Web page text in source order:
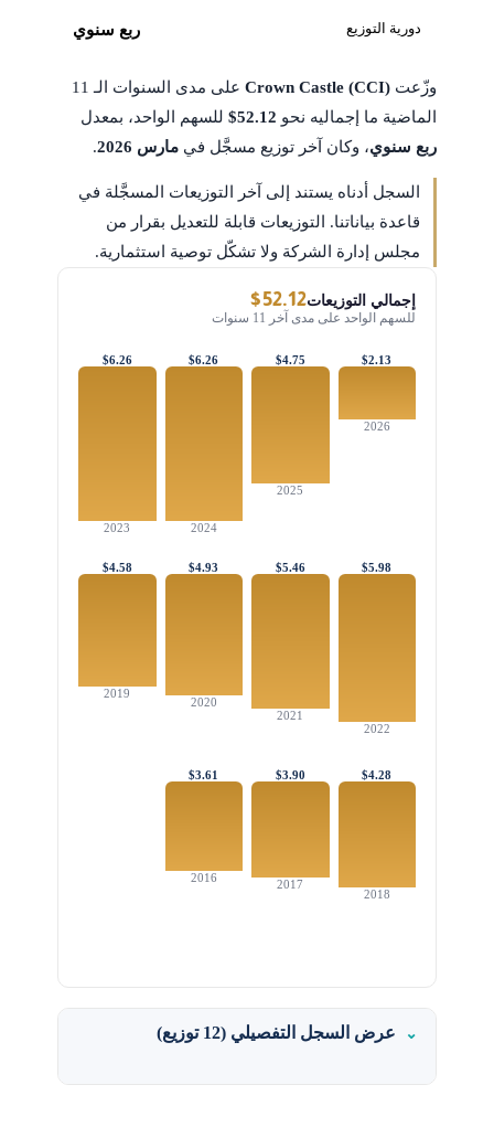
دورية التوزيع ربع سنوي
وزّعت Crown Castle (CCI)
على مدى السنوات الـ 11
الماضية ما إجماليه نحو $52.12للسهم الواحد، بمعدل
ربع سنوي، وكان آخر توزيع مسجَّل في مارس 2026 .
السجل أدناه يستند إلى آخر التوزيعات المسجَّلة في
قاعدة بياناتنا. التوزيعات قابلة للتعديل بقرار من
مجلس إدارة الشركة ولا تشكّل توصية استثمارية.
إجمالي التوزيعات$52.12
للسهم الواحد على مدى آخر 11 سنوات
$2.13
2026
$4.75
2025
$6.26
2024
$6.26
2023
$5.98
2022
$5.46
2021
$4.93
2020
$4.58
2019
$4.28
2018
$3.90
2017
$3.61
2016
عرض السجل التفصيلي (12 توزيع)